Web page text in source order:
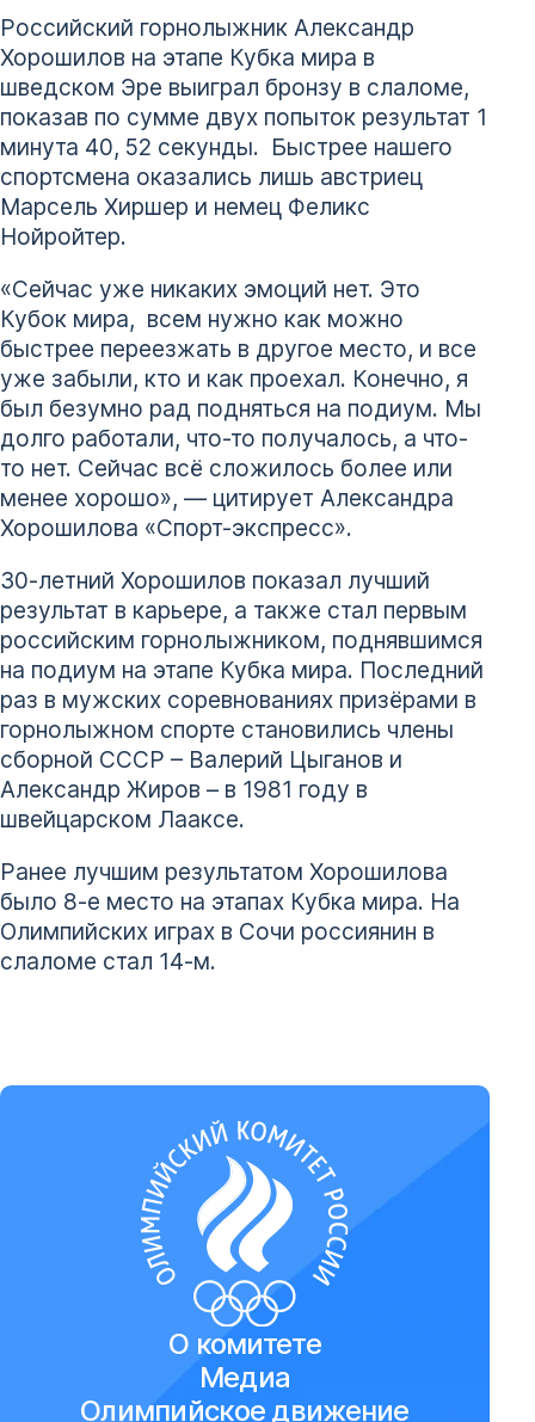
Российский горнолыжник Александр
Хорошилов на этапе Кубка мира в
шведском Эре выиграл бронзу в слаломе,
показав по сумме двух попыток результат 1
минута 40, 52 секунды. Быстрее нашего
спортсмена оказались лишь австриец
Марсель Хиршер и немец Феликс
Нойройтер.
«Сейчас уже никаких эмоций нет. Это
Кубок мира, всем нужно как можно
быстрее переезжать в другое место, и все
уже забыли, кто и как проехал. Конечно, я
был безумно рад подняться на подиум. Мы
долго работали, что-то получалось, а что-
то нет. Сейчас всё сложилось более или
менее хорошо», — цитирует Александра
Хорошилова «Спорт-экспресс».
30-летний Хорошилов показал лучший
результат в карьере, а также стал первым
российским горнолыжником, поднявшимся
на подиум на этапе Кубка мира. Последний
раз в мужских соревнованиях призёрами в
горнолыжном спорте становились члены
сборной СССР – Валерий Цыганов и
Александр Жиров – в 1981 году в
швейцарском Лааксе.
Ранее лучшим результатом Хорошилова
было 8-е место на этапах Кубка мира. На
Олимпийских играх в Сочи россиянин в
слаломе стал 14-м.
О комитете
Медиа
Олимпийское движение